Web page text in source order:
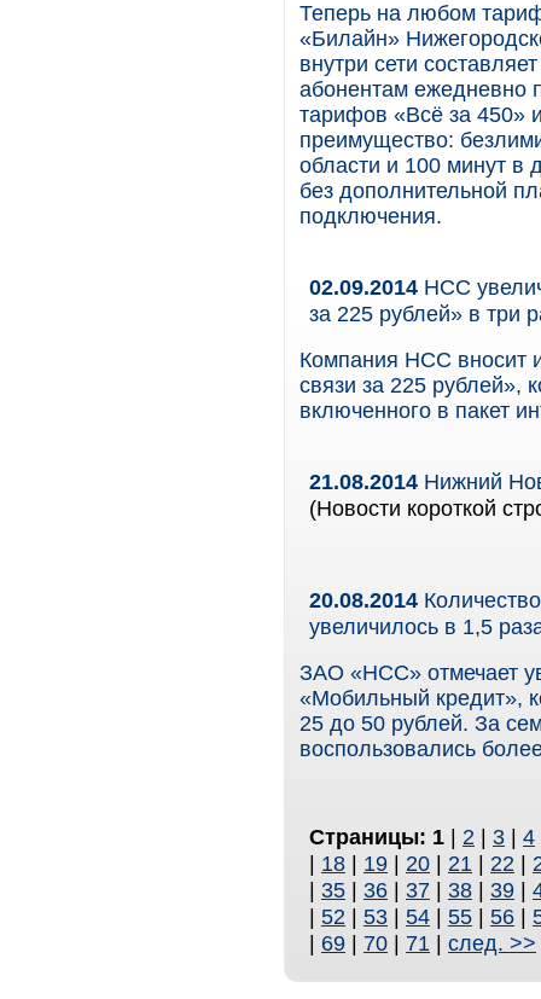
Теперь на любом
«Билайн»
внутри сети
абонентам ежедневно
тарифов «Всё за 450»
преимущество:
области и 100 минут в
без дополнительной
подключения.
02.09.2014 НСС
за 225 рублей» в три
Компания НСС вносит
связи за 225 рублей»,
включенного в пакет
21.08.2014 Нижний
(Новости короткой
20.08.2014
увеличилось в 1,5
ЗАО «НСС» отмечает
«Мобильный кредит»,
25 до 50 рублей. За
воспользовались
Страницы: 1 | 2 | 3 | 4
| 18 | 19 | 20 | 21 | 22 |
| 35 | 36 | 37 | 38 | 39 |
| 52 | 53 | 54 | 55 | 56 |
| 69 | 70 | 71 | след. >>